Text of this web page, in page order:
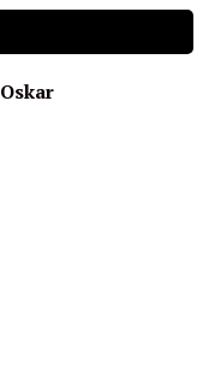
Oskar